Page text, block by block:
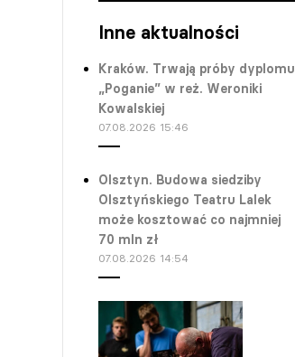
Inne aktualności
Kraków. Trwają próby dyplomu
„Poganie” w reż. Weroniki
Kowalskiej
07.08.2026 15:46
Olsztyn. Budowa siedziby
Olsztyńskiego Teatru Lalek
może kosztować co najmniej
70 mln zł
07.08.2026 14:54